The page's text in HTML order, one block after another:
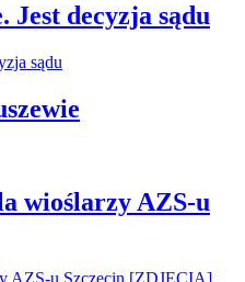
Jest decyzja sądu
wioślarzy AZS-u